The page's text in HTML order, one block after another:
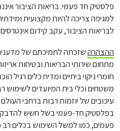
פלסטיק חד פעמי. בריאות הציבור
למגיפה צריכה להיות מקצועית
לבריאות הציבור, עקב קידום
ההצהרהשזכתה לתמיכתם של
מתחום שירותי הבריאות ובטיחות
חומרי ניקוי ביתיים ומדיח כלים רגיל
משטחים וכלי בית המיועדים
עיכובים של יוזמות רבות ברחבי
בפלסטיק חד-פעמי בשל חשש
פעמים, כמו למשל השימוש בכלים רב